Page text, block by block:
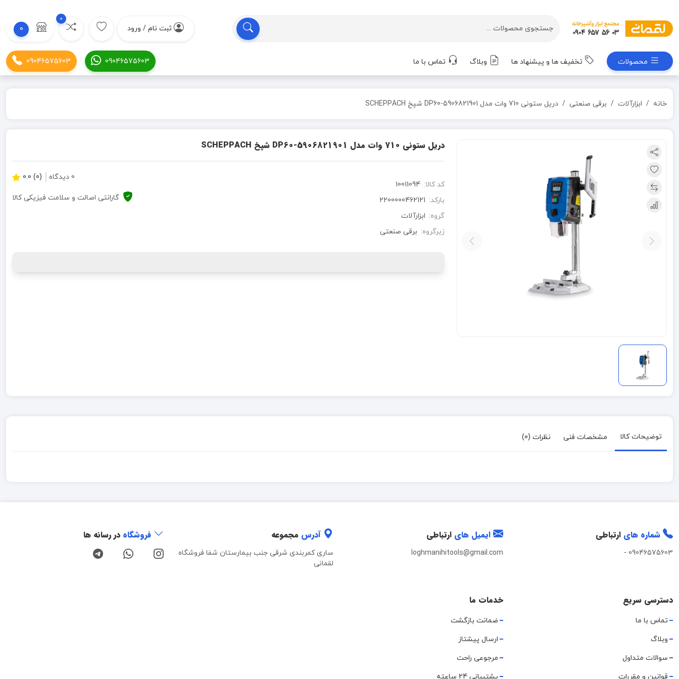
ثبت نام / ورود
0
0
محصولات تخفیف ها و پیشنهاد ها وبلاگ تماس با ما 09046575603
09046575603
خانه ابزارآلات برقی صنعتی دریل ستونی 710 وات مدل DP60-5906821901 شپخ SCHEPPACH
دریل ستونی 710 وات مدل DP60-5906821901 شپخ SCHEPPACH
کد کالا: 10011094
بارکد: 2200000462121
گروه: ابزارآلات
زیرگروه: برقی صنعتی
0 دیدگاه (0) 0.0
گارانتی اصالت و سلامت فیزیکی کالا
توضیحات کالا مشخصات فنی نظرات (0)
شماره های ارتباطی
09046575603
-
ایمیل های ارتباطی
loghmanihitools@gmail.com
آدرس مجموعه
ساری کمربندی شرقی جنب بیمارستان شفا فروشگاه
لقمانی
فروشگاه در رسانه ها
دسترسی سریع
تماس با ما
وبلاگ
سوالات متداول
قوانین و مقررات
خدمات ما
ضمانت بازگشت
ارسال پیشتاز
مرجوعی راحت
پشتیبانی 24 ساعته